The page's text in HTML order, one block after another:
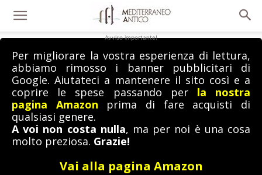
Avviso importante!
Per migliorare la vostra esperienza di lettura,
abbiamo rimosso i banner pubblicitari di
Google. Aiutateci a mantenere il sito così e a
coprire le spese passando per la nostra
pagina Amazon prima di fare acquisti di
qualsiasi genere.
A voi non costa nulla, ma per noi è una cosa
molto preziosa. Grazie!
Vai alla pagina Amazon